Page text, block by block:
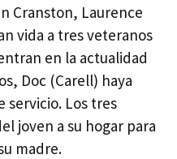
Cranston, Laurence
vida a tres veteranos
en la actualidad
Doc (Carell) haya
servicio. Los tres
joven a su hogar para
madre.